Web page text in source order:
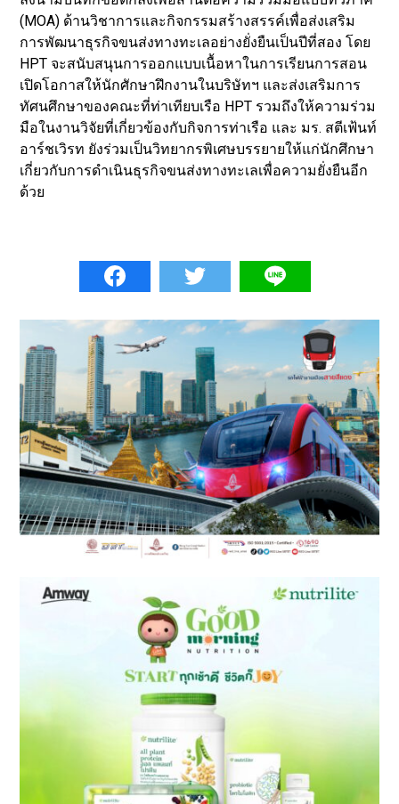
(MOA) ด้านวิชาการและกิจกรรมสร้างสรรค์เพื่อส่งเสริม
การพัฒนาธุรกิจขนส่งทางทะเลอย่างยั่งยืนเป็นปีที่สอง โดย
HPT จะสนับสนุนการออกแบบเนื้อหาในการเรียนการสอน
เปิดโอกาสให้นักศักษาฝึกงานในบริษัทฯ และส่งเสริมการ
ทัศนศึกษาของคณะที่ท่าเทียบเรือ HPT รวมถึงให้ความร่วม
มือในงานวิจัยที่เกี่ยวข้องกับกิจการท่าเรือ และ มร. สตีเฟ้นท์
อาร์ชเวิรท ยังร่วมเป็นวิทยากรพิเศษบรรยายให้แก่นักศึกษา
เกี่ยวกับการดำเนินธุรกิจขนส่งทางทะเลเพื่อความยั่งยืนอีก
ด้วย